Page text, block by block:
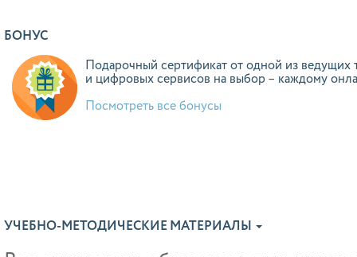
БОНУС
Подарочный сертификат от одной из ведущих
и цифровых сервисов на выбор – каждому
Посмотреть все бонусы
УЧЕБНО-МЕТОДИЧЕСКИЕ МАТЕРИАЛЫ